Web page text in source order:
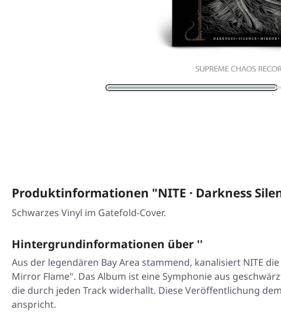
Produktinformationen "NITE · Darkness
Schwarzes Vinyl im Gatefold-Cover.
Hintergrundinformationen über ''
Aus der legendären Bay Area stammend, kanalisiert NITE
Mirror Flame". Das Album ist eine Symphonie aus
die durch jeden Track widerhallt. Diese Veröffentlichung
anspricht.